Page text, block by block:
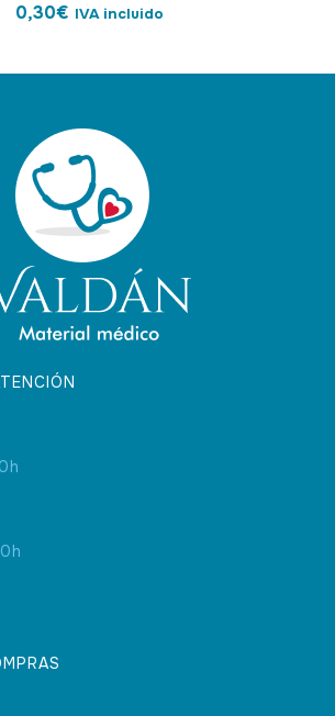
0,30€ IVA incluido